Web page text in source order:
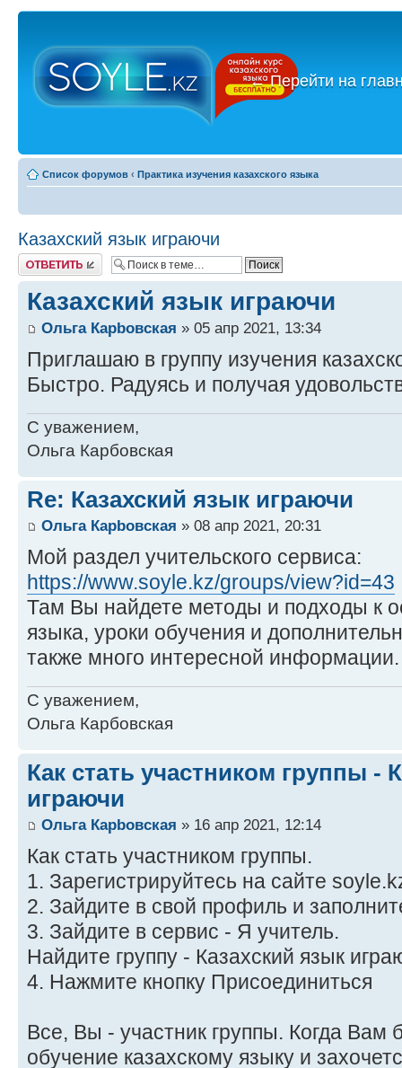
←Перейти на
Список форумов ‹ Практика изучения казахского языка
Казахский язык играючи
Ответить
Казахский язык играючи
Ольга Карbовская » 05 апр 2021, 13:34
Приглашаю в группу изучения
Быстро. Радуясь и получая
С уважением,
Ольга Карбовская
Re: Казахский язык играючи
Ольга Карbовская » 08 апр 2021, 20:31
Мой раздел учительского сервиса:
https://www.soyle.kz/groups/view?id=43
Там Вы найдете методы и подходы к
языка, уроки обучения и
также много интересной информации.
С уважением,
Ольга Карбовская
Как стать участником группы -
играючи
Ольга Карbовская » 16 апр 2021, 12:14
Как стать участником группы.
1. Зарегистрируйтесь на сайте
2. Зайдите в свой профиль и
3. Зайдите в сервис - Я учитель.
Найдите группу - Казахский язык
4. Нажмите кнопку Присоединиться
Все, Вы - участник группы. Когда Вам
обучение казахскому языку и